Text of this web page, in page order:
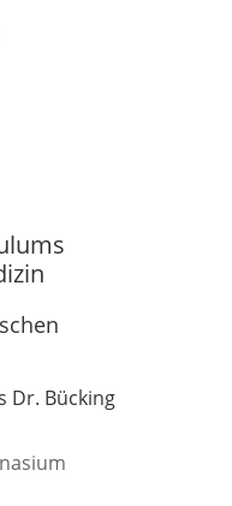
Dr. Bücking